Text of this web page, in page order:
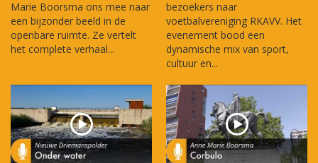
Marie Boorsma ons mee naar
een bijzonder beeld in de
openbare ruimte. Ze vertelt
het complete verhaal...
bezoekers naar
voetbalvereniging RKAVV. Het
evenement bood een
dynamische mix van sport,
cultuur en...